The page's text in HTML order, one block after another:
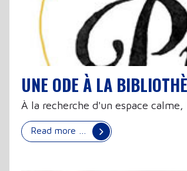
UNE ODE À LA
À la recherche d'un espace
Read more …